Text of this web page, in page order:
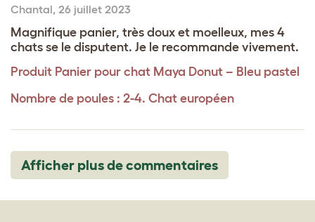
Chantal, 26 juillet 2023
Magnifique panier, très doux et moelleux, mes 4
chats se le disputent. Je le recommande vivement.
Produit Panier pour chat Maya Donut – Bleu pastel
Nombre de poules : 2-4. Chat européen
Afficher plus de commentaires